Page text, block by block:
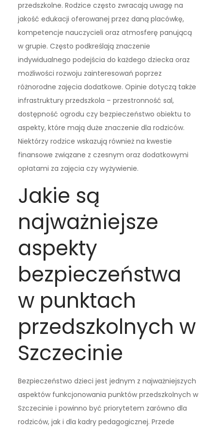
przedszkolne. Rodzice często zwracają uwagę na
jakość edukacji oferowanej przez daną placówkę,
kompetencje nauczycieli oraz atmosferę panującą
w grupie. Często podkreślają znaczenie
indywidualnego podejścia do każdego dziecka oraz
możliwości rozwoju zainteresowań poprzez
różnorodne zajęcia dodatkowe. Opinie dotyczą także
infrastruktury przedszkola – przestronność sal,
dostępność ogrodu czy bezpieczeństwo obiektu to
aspekty, które mają duże znaczenie dla rodziców.
Niektórzy rodzice wskazują również na kwestie
finansowe związane z czesnym oraz dodatkowymi
opłatami za zajęcia czy wyżywienie.
Jakie są
najważniejsze
aspekty
bezpieczeństwa
w punktach
przedszkolnych w
Szczecinie
Bezpieczeństwo dzieci jest jednym z najważniejszych
aspektów funkcjonowania punktów przedszkolnych w
Szczecinie i powinno być priorytetem zarówno dla
rodziców, jak i dla kadry pedagogicznej. Przede